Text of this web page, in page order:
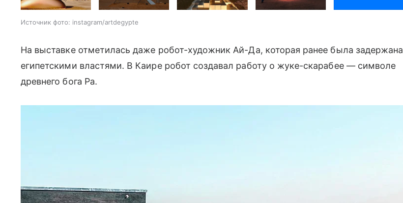
Источник фото: instagram/artdegypte
На выставке отметилась даже робот-художник Ай-Да, которая ранее была задержана
египетскими властями. В Каире робот создавал работу о жуке-скарабее — символе
древнего бога Ра.